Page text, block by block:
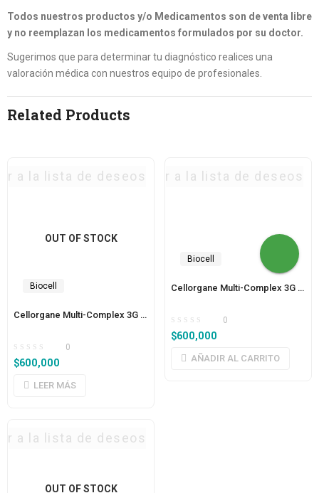
Todos nuestros productos y/o Medicamentos son de venta libre
y no reemplazan los medicamentos formulados por su doctor.
Sugerimos que para determinar tu diagnóstico realices una
valoración médica con nuestros equipo de profesionales.
Related Products
OUT OF STOCK
Biocell
a la lista de deseos
Cellorgane Multi-Complex 3G Formula 8 Glándula Adrenal
0
$600,000
LEER MÁS
Biocell
Agregar a la lista de deseos
Cellorgane Multi-Complex 3G Formula 9 Timo-Bazo
0
$600,000
AÑADIR AL CARRITO
OUT OF STOCK
a la lista de deseos